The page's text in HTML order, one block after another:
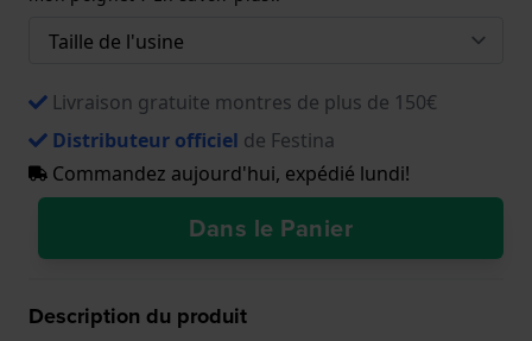
Livraison gratuite montres de plus de 150€
Distributeur officiel de Festina
Commandez aujourd'hui, expédié lundi!
Dans le Panier
Description du produit